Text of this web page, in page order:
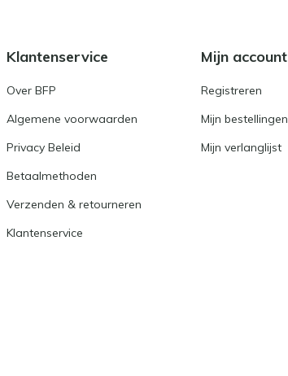
Klantenservice
Over BFP
Algemene voorwaarden
Privacy Beleid
Betaalmethoden
Verzenden & retourneren
Klantenservice
Mijn account
Registreren
Mijn bestellingen
Mijn verlanglijst